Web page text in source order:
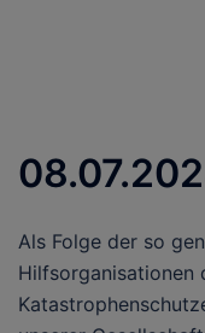
Als Folge der so
Hilfsorganisationen